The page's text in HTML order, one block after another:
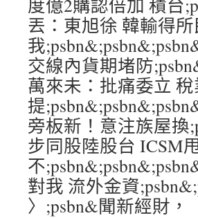
度億2購認倍加 積台
丟：東旭徐 韓輸得所
我
交線內貨期堵防
萬來未：批痛委立
提
旁板新！意注族屋換
步同股陸股台 ICSM
不
對我 流外金資
〉;psbn&聞新經財，